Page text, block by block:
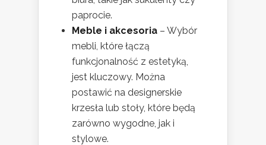
paprocie.
Meble i akcesoria – Wybór
mebli, które łączą
funkcjonalność z estetyką,
jest kluczowy. Można
postawić na designerskie
krzesła lub stoły, które będą
zarówno wygodne, jak i
stylowe.